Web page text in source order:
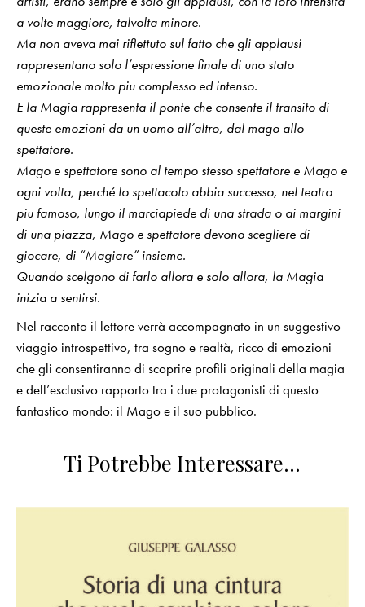
a volte maggiore, talvolta minore.
Ma non aveva mai riflettuto sul fatto che gli applausi
rappresentano solo l’espressione finale di uno stato
emozionale molto piu complesso ed intenso.
E la Magia rappresenta il ponte che consente il transito di
queste emozioni da un uomo all’altro, dal mago allo
spettatore.
Mago e spettatore sono al tempo stesso spettatore e Mago e
ogni volta, perché lo spettacolo abbia successo, nel teatro
piu famoso, lungo il marciapiede di una strada o ai margini
di una piazza, Mago e spettatore devono scegliere di
giocare, di “Magiare” insieme.
Quando scelgono di farlo allora e solo allora, la Magia
inizia a sentirsi.
Nel racconto il lettore verrà accompagnato in un suggestivo
viaggio introspettivo, tra sogno e realtà, ricco di emozioni
che gli consentiranno di scoprire profili originali della magia
e dell’esclusivo rapporto tra i due protagonisti di questo
fantastico mondo: il Mago e il suo pubblico.
Ti Potrebbe Interessare…